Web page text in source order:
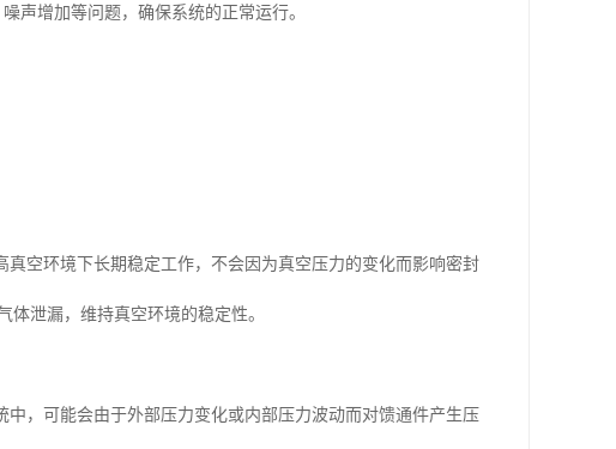
声增加等问题，确保系统的正常运行。
空环境下长期稳定工作，不会因为真空压力的变化而影响密封
泄漏，维持真空环境的稳定性。
，可能会由于外部压力变化或内部压力波动而对馈通件产生压